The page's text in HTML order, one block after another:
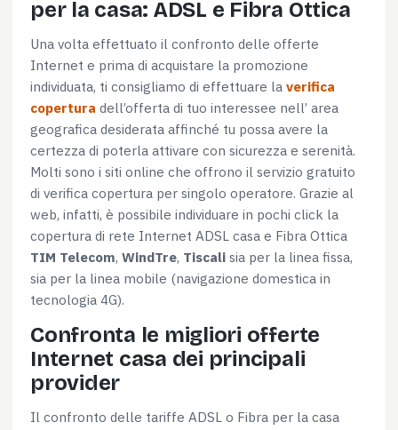
Utilizziamo i cookie per personalizzare contenuti ed
annunci, per fornire funzionalità dei social media e per
analizzare il nostro traffico. Condividiamo inoltre
informazioni sul modo in cui utilizzi il nostro sito con i
nostri partner che si occupano di analisi dei dati web,
pubblicità e social media, i quali potrebbero combinarle
con altre informazioni che hai fornito loro o che hanno
raccolto dal tuo utilizzo dei loro servizi.
Selezione
consenso
Necessari
Preferenze
Statistiche
per la casa: ADSL e Fibra Ottica
Una volta effettuato il confronto delle offerte
Internet e prima di acquistare la promozione
individuata, ti consigliamo di effettuare la verifica
copertura dell’offerta di tuo interessee nell’ area
geografica desiderata affinché tu possa avere la
certezza di poterla attivare con sicurezza e serenità.
Molti sono i siti online che offrono il servizio gratuito
di verifica copertura per singolo operatore. Grazie al
web, infatti, è possibile individuare in pochi click la
copertura di rete Internet ADSL casa e Fibra Ottica
TIM Telecom, WindTre, Tiscali sia per la linea fissa,
sia per la linea mobile (navigazione domestica in
tecnologia 4G).
Confronta le migliori offerte
Internet casa dei principali
provider
Il confronto delle tariffe ADSL o Fibra per la casa